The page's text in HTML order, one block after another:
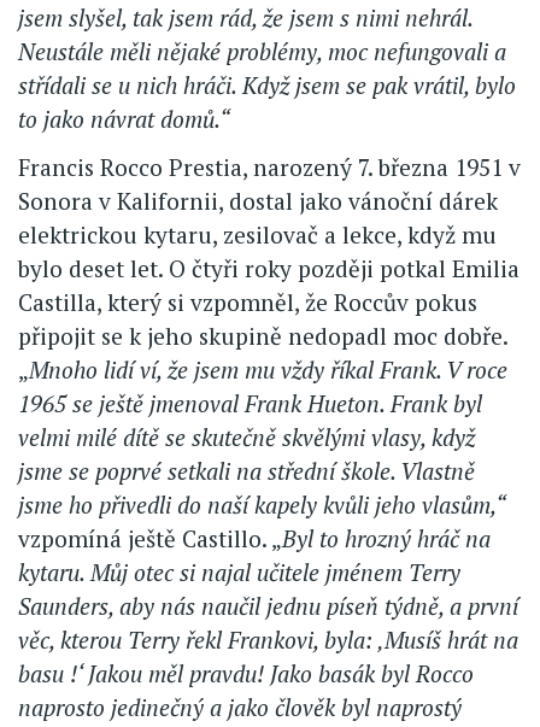
jsem slyšel, tak jsem rád, že jsem s nimi nehrál.
Neustále měli nějaké problémy, moc nefungovali a
střídali se u nich hráči. Když jsem se pak vrátil, bylo
to jako návrat domů.“
Francis Rocco Prestia, narozený 7. března 1951 v
Sonora v Kalifornii, dostal jako vánoční dárek
elektrickou kytaru, zesilovač a lekce, když mu
bylo deset let. O čtyři roky později potkal Emilia
Castilla, který si vzpomněl, že Roccův pokus
připojit se k jeho skupině nedopadl moc dobře.
„Mnoho lidí ví, že jsem mu vždy říkal Frank. V roce
1965 se ještě jmenoval Frank Hueton. Frank byl
velmi milé dítě se skutečně skvělými vlasy, když
jsme se poprvé setkali na střední škole. Vlastně
jsme ho přivedli do naší kapely kvůli jeho vlasům,“
vzpomíná ještě Castillo. „Byl to hrozný hráč na
kytaru. Můj otec si najal učitele jménem Terry
Saunders, aby nás naučil jednu píseň týdně, a první
věc, kterou Terry řekl Frankovi, byla: ‚Musíš hrát na
basu !‘ Jakou měl pravdu! Jako basák byl Rocco
naprosto jedinečný a jako člověk byl naprostý